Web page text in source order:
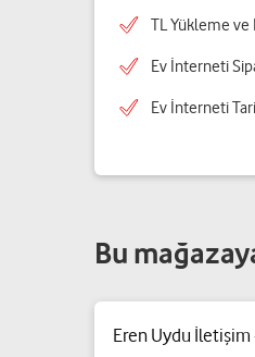
TL Yükleme ve
Ev İnterneti
Ev İnterneti
Bu
Eren Uydu